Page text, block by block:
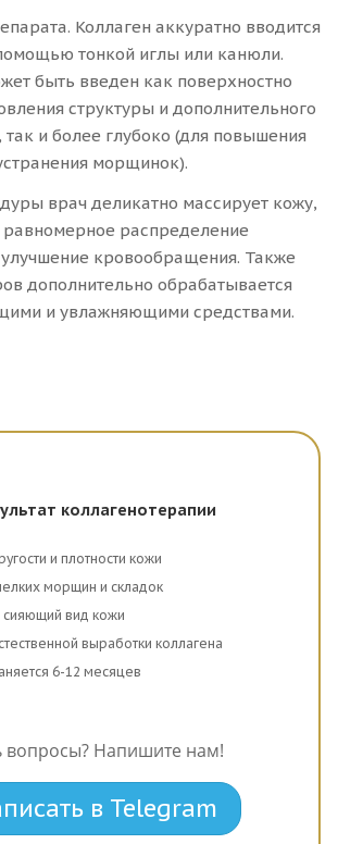
Коллаген аккуратно вводится
тонкой иглы или канюли.
быть введен как поверхностно
структуры и дополнительного
так и более глубоко (для повышения
морщинок).
врач деликатно массирует кожу,
равномерное распределение
кровообращения. Также
дополнительно обрабатывается
и увлажняющими средствами.
коллагенотерапии
и плотности кожи
морщин и складок
сияющий вид кожи
выработки коллагена
6-12 месяцев
вопросы? Напишите нам!
в Telegram